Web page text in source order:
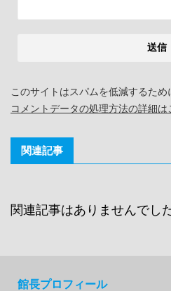
このサイトはスパムを低減するため
コメントデータの処理方法の詳細
関連記事
関連記事はありませんでし
館長プロフィール